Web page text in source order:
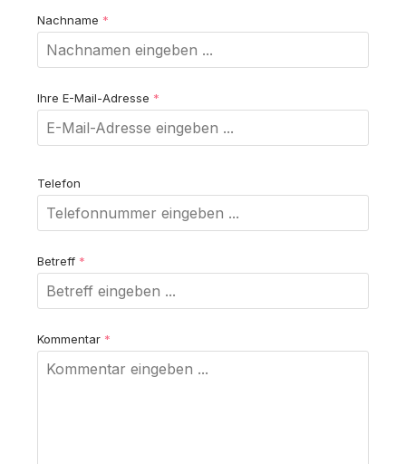
Nachname *
Ihre E-Mail-Adresse *
Telefon
Betreff *
Kommentar *